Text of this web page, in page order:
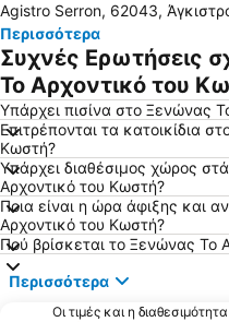
Παραδοσιακός Οικισμός 'Ανω Πορόια
Άγιος Ιωάννης
Rupite
Κυρά Μαρία χαμάμ
Ulitsa Makedonia
Ο Δρόμος των Ιαματικών Πηγών
Agistro Serron, 62043,
Περισσότερα
Συχνές Ερωτήσεις
Το Αρχοντικό του
Υπάρχει πισίνα στο Ξενώνας
Επιτρέπονται τα κατοικίδια
Κωστή?
Υπάρχει διαθέσιμος χώρος
Αρχοντικό του Κωστή?
Ποια είναι η ώρα άφιξης και
Αρχοντικό του Κωστή?
Πού βρίσκεται το Ξενώνας Το
Περισσότερα
Οι τιμές και η